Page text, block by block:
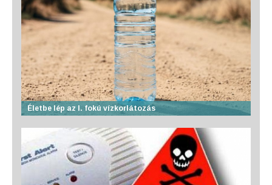
Életbe lép az I. fokú vízkorlátozás